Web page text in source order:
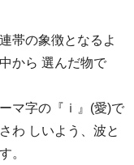
帯の象徴となるよ
から 選んだ物で
マ字の『ｉ』(愛)で
わ しいよう、波と
。